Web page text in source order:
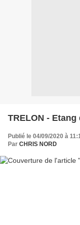
TRELON - Etang
Publié le 04/09/2020 à
Par CHRIS NORD